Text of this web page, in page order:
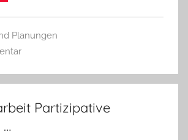
Planungen
Partizipative